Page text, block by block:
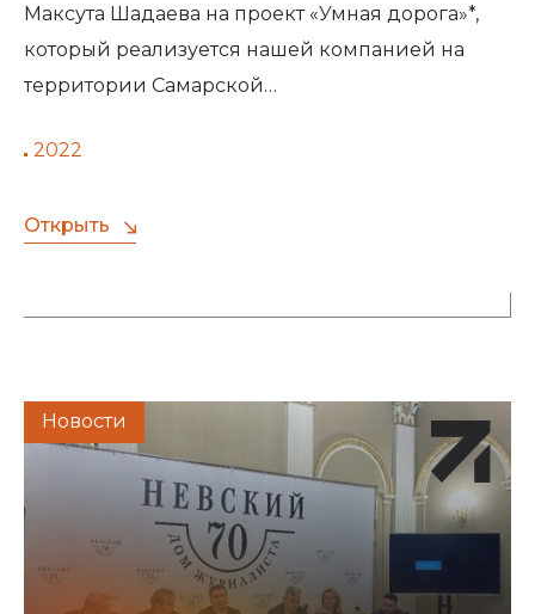
Максута Шадаева на проект «Умная дорога»*,
который реализуется нашей компанией на
территории Самарской…
2022
Открыть
Новости